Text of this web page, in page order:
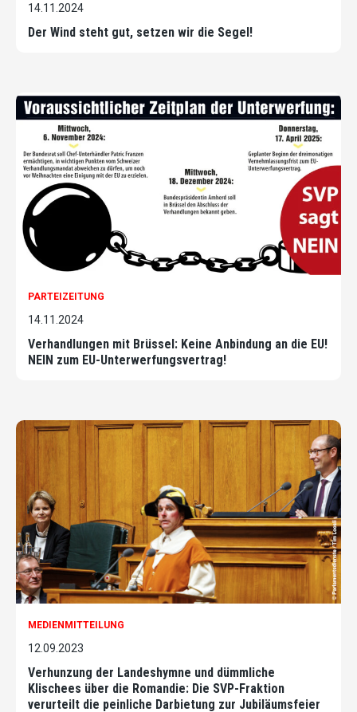
14.11.2024
Der Wind steht gut, setzen wir die Segel!
PARTEIZEITUNG
14.11.2024
Verhandlungen mit Brüssel: Keine Anbindung an die EU!
NEIN zum EU-Unterwerfungsvertrag!
MEDIENMITTEILUNG
12.09.2023
Verhunzung der Landeshymne und dümmliche
Klischees über die Romandie: Die SVP-Fraktion
verurteilt die peinliche Darbietung zur Jubiläumsfeier